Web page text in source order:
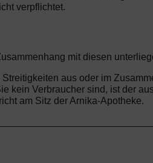
verpflichtet.
mit diesen
aus oder im
kein Verbraucher sind, ist der
am Sitz der Arnika-Apotheke.